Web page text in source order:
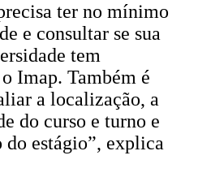
ter no mínimo
e consultar se sua
tem
Imap. Também é
a localização, a
do curso e turno e
do estágio”, explica